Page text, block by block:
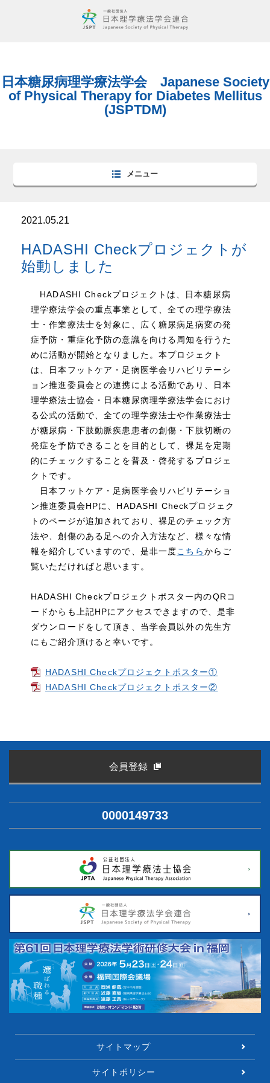
日本糖尿病理学療法学会 Japanese Society
of Physical Therapy for Diabetes Mellitus
(JSPTDM)
メニュー
2021.05.21
HADASHI Checkプロジェクトが
始動しました
HADASHI Checkプロジェクトは、日本糖尿病
理学療法学会の重点事業として、全ての理学療法
士・作業療法士を対象に、広く糖尿病足病変の発
症予防・重症化予防の意識を向ける周知を行うた
めに活動が開始となりました。本プロジェクト
は、日本フットケア・足病医学会リハビリテーシ
ョン推進委員会との連携による活動であり、日本
理学療法士協会・日本糖尿病理学療法学会におけ
る公式の活動で、全ての理学療法士や作業療法士
が糖尿病・下肢動脈疾患患者の創傷・下肢切断の
発症を予防できることを目的として、裸足を定期
的にチェックすることを普及・啓発するプロジェ
クトです。
日本フットケア・足病医学会リハビリテーショ
ン推進委員会HPに、HADASHI Checkプロジェク
トのページが追加されており、裸足のチェック方
法や、創傷のある足への介入方法など、様々な情
報を紹介していますので、是非一度こちらからご
覧いただければと思います。
HADASHI Checkプロジェクトポスター内のQRコ
ードからも上記HPにアクセスできますので、是非
ダウンロードをして頂き、当学会員以外の先生方
にもご紹介頂けると幸いです。
HADASHI Checkプロジェクトポスター①
HADASHI Checkプロジェクトポスター②
会員登録
0000149733
サイトマップ
サイトポリシー